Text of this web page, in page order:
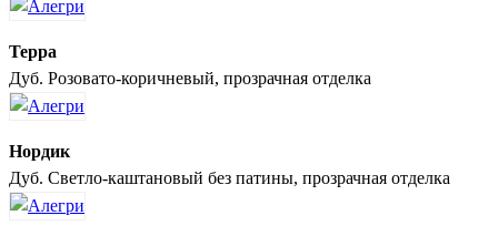
Терра
Дуб. Розовато-коричневый, прозрачная отделка
Нордик
Дуб. Светло-каштановый без патины, прозрачная отделка